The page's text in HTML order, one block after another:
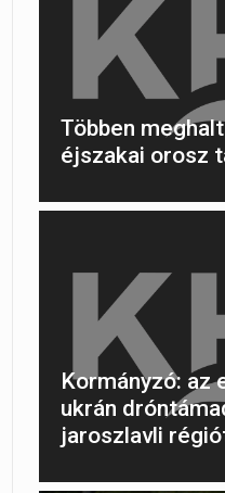
Többen
éjszakai orosz
Kormányzó: az
ukrán
jaroszlavli